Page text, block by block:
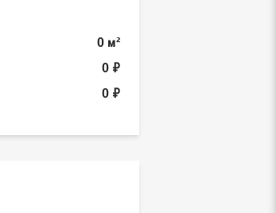
0 м²
0 ₽
0 ₽